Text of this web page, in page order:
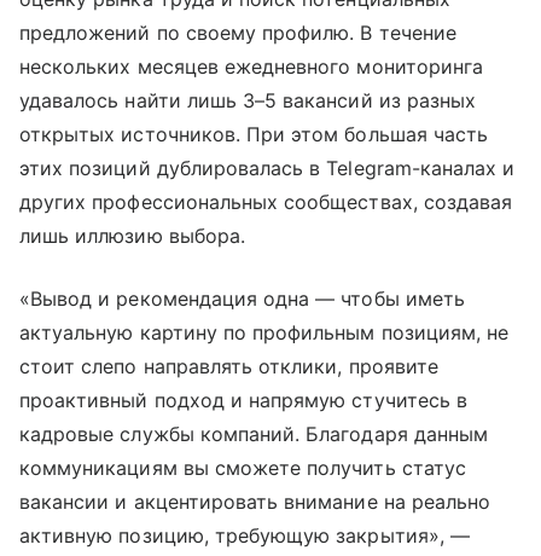
предложений по своему профилю. В течение
нескольких месяцев ежедневного мониторинга
удавалось найти лишь 3–5 вакансий из разных
открытых источников. При этом большая часть
этих позиций дублировалась в Telegram-каналах и
других профессиональных сообществах, создавая
лишь иллюзию выбора.
«Вывод и рекомендация одна — чтобы иметь
актуальную картину по профильным позициям, не
стоит слепо направлять отклики, проявите
проактивный подход и напрямую стучитесь в
кадровые службы компаний. Благодаря данным
коммуникациям вы сможете получить статус
вакансии и акцентировать внимание на реально
активную позицию, требующую закрытия», —